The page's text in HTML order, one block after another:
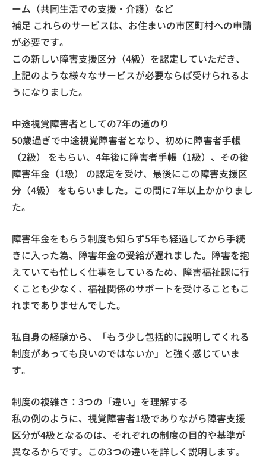
ーム（共同生活での支援・介護）など
補足 これらのサービスは、お住まいの市区町村への申請
が必要です。
この新しい障害支援区分（4級）を認定していただき、
上記のような様々なサービスが必要ならば受けられるよ
うになりました。
中途視覚障害者としての7年の道のり
50歳過ぎで中途視覚障害者となり、初めに障害者手帳
（2級） をもらい、4年後に障害者手帳（1級）、その後
障害年金（1級） の認定を受け、最後にこの障害支援区
分（4級） をもらいました。この間に7年以上かかりまし
た。
障害年金をもらう制度も知らず5年も経過してから手続
きに入った為、障害年金の受給が遅れました。障害を抱
えていても忙しく仕事をしているため、障害福祉課に行
くことも少なく、福祉関係のサポートを受けることもこ
れまでありませんでした。
私自身の経験から、「もう少し包括的に説明してくれる
制度があっても良いのではないか」と強く感じていま
す。
制度の複雑さ：3つの「違い」を理解する
私の例のように、視覚障害者1級でありながら障害支援
区分が4級となるのは、それぞれの制度の目的や基準が
異なるからです。この3つの違いを詳しく説明します。